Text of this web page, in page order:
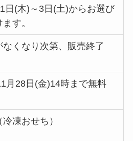
日(木)～3日(土)からお選び
す。
くなり次第、販売終了
月28日(金)14時まで無料
凍おせち）